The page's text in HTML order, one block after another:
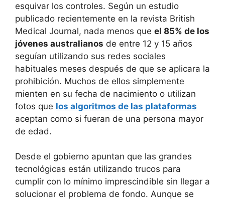
esquivar los controles. Según un estudio
publicado recientemente en la revista British
Medical Journal, nada menos que el 85% de los
jóvenes australianos de entre 12 y 15 años
seguían utilizando sus redes sociales
habituales meses después de que se aplicara la
prohibición. Muchos de ellos simplemente
mienten en su fecha de nacimiento o utilizan
fotos que los algoritmos de las plataformas
aceptan como si fueran de una persona mayor
de edad.
Desde el gobierno apuntan que las grandes
tecnológicas están utilizando trucos para
cumplir con lo mínimo imprescindible sin llegar a
solucionar el problema de fondo. Aunque se